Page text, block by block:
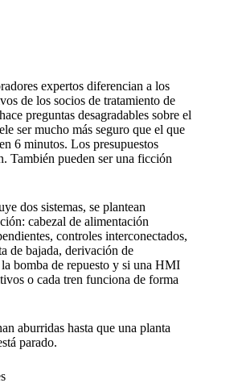
expertos diferencian a los
de los socios de tratamiento de
preguntas desagradables sobre el
ser mucho más seguro que el que
6 minutos. Los presupuestos
También pueden ser una ficción
dos sistemas, se plantean
cabezal de alimentación
controles interconectados,
de bajada, derivación de
bomba de repuesto y si una HMI
o cada tren funciona de forma
aburridas hasta que una planta
parado.